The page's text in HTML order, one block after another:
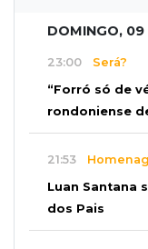
DOMINGO, 09
23:00 Será?
“Forró só de
rondoniense
21:53
Luan Santana
dos Pais